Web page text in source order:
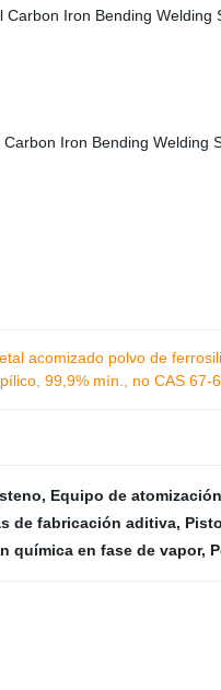
acomizado polvo de
99,9% mín., no CAS 67-
, Equipo de
de fabricación aditiva,
química en fase de vapor,